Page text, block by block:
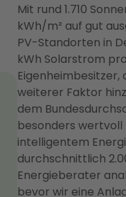
Mit rund 1.710
kWh/m² auf gut
PV-Standorten in
kWh Solarstrom
weiterer Faktor
dem
besonders wertvoll
intelligentem
durchschnittlich
Energieberater
bevor wir eine